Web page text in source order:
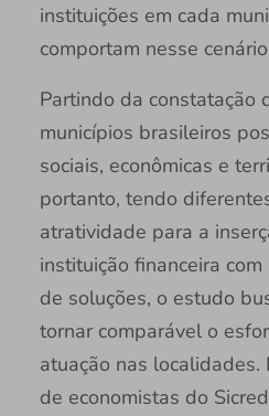
instituições em cada
comportam nesse
Partindo da constatação
municípios brasileiros
sociais, econômicas e
portanto, tendo
atratividade para a
instituição financeira
de soluções, o estudo
tornar comparável o
atuação nas localidades.
de economistas do